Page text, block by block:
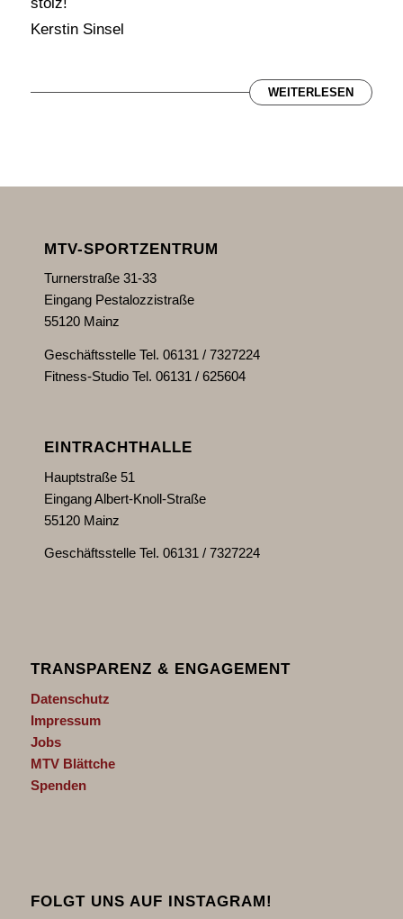
Kerstin Sinsel
WEITERLESEN
MTV-SPORTZENTRUM
Turnerstraße 31-33
Eingang Pestalozzistraße
55120 Mainz
Geschäftsstelle Tel. 06131 / 7327224
Fitness-Studio Tel. 06131 / 625604
EINTRACHTHALLE
Hauptstraße 51
Eingang Albert-Knoll-Straße
55120 Mainz
Geschäftsstelle Tel. 06131 / 7327224
TRANSPARENZ & ENGAGEMENT
Datenschutz
Impressum
Jobs
MTV Blättche
Spenden
FOLGT UNS AUF INSTAGRAM!